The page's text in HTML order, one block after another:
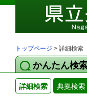
トップページ > 詳細検索
かんたん検
詳細検索 典拠検索